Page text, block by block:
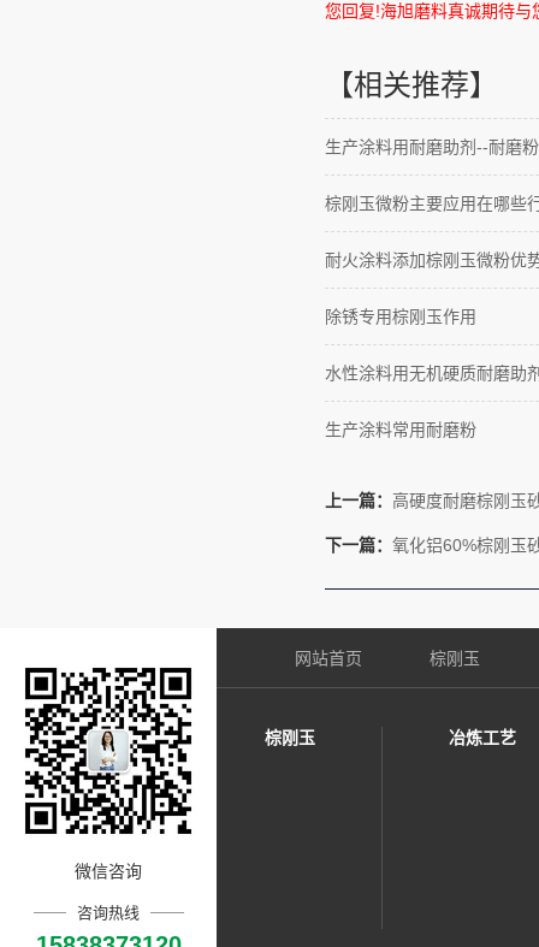
您回复!海旭磨料真诚期待与
【相关推荐】
生产涂料用耐磨助剂--耐磨粉
棕刚玉微粉主要应用在哪些
耐火涂料添加棕刚玉微粉优
除锈专用棕刚玉作用
水性涂料用无机硬质耐磨助
生产涂料常用耐磨粉
上一篇： 高硬度耐磨棕刚玉
下一篇： 氧化铝60%棕刚玉
微信咨询
咨询热线
网站首页 棕刚玉
棕刚玉 冶炼工艺